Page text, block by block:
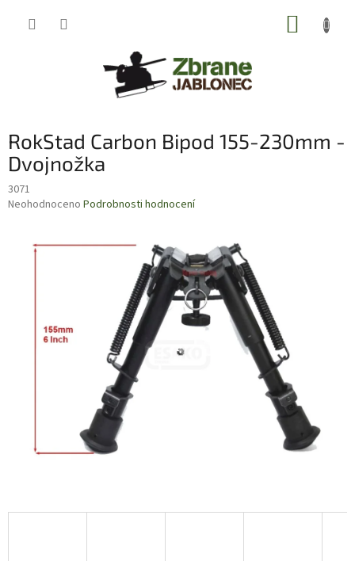
RokStad Carbon Bipod 155-230mm -
Dvojnožka
3071
Průměrné
Neohodnoceno Podrobnosti hodnocení